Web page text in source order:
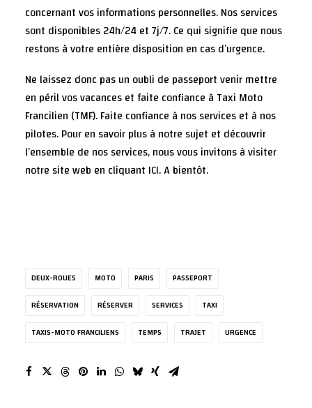
concernant vos informations personnelles. Nos services
sont disponibles 24h/24 et 7j/7. Ce qui signifie que nous
restons à votre entière disposition en cas d’urgence.
Ne laissez donc pas un oubli de passeport venir mettre
en péril vos vacances et faite confiance à Taxi Moto
Francilien (TMF). Faite confiance à nos services et à nos
pilotes. Pour en savoir plus à notre sujet et découvrir
l’ensemble de nos services, nous vous invitons à visiter
notre site web en cliquant ICI. A bientôt.
DEUX-ROUES MOTO PARIS
PASSEPORT
RÉSERVATION
RÉSERVER SERVICES
TAXI
TAXIS-MOTO FRANCILIENS
TEMPS TRAJET URGENCE